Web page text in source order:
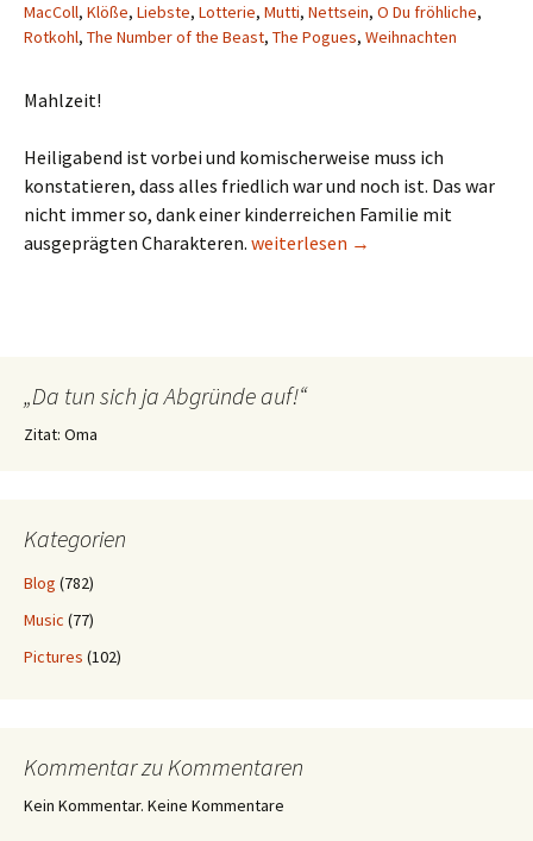
MacColl, Klöße, Liebste, Lotterie, Mutti, Nettsein, O Du fröhliche,
Rotkohl, The Number of the Beast, The Pogues, Weihnachten
Mahlzeit!
Heiligabend ist vorbei und komischerweise muss ich
konstatieren, dass alles friedlich war und noch ist. Das war
nicht immer so, dank einer kinderreichen Familie mit
ausgeprägten Charakteren. Der heilige Dreier
weiterlesen →
„Da tun sich ja Abgründe auf!“
Zitat: Oma
Kategorien
Blog (782)
Music (77)
Pictures (102)
Kommentar zu Kommentaren
Kein Kommentar. Keine Kommentare